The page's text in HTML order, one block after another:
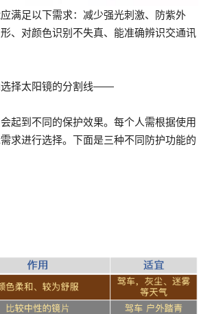
满足以下需求：减少强光刺激、防紫外
、对颜色识别不失真、能准确辨识交通讯
择太阳镜的分割线——
起到不同的保护效果。每个人需根据使用
求进行选择。下面是三种不同防护功能的